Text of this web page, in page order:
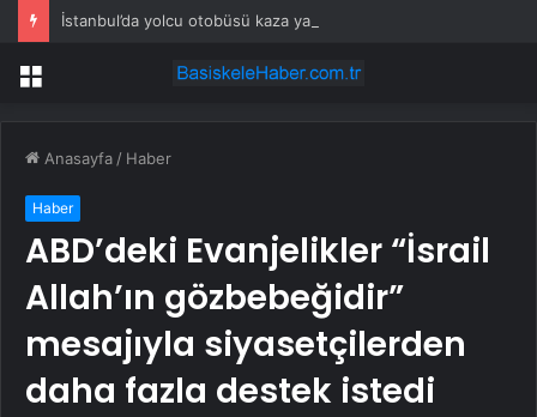
İstanbul’da yolcu otobüsü kaza yaptı: Çok sayıda yaralı var!
Menü
Anasayfa / Haber
Haber
ABD’deki Evanjelikler “İsrail
Allah’ın gözbebeğidir”
mesajıyla siyasetçilerden
daha fazla destek istedi